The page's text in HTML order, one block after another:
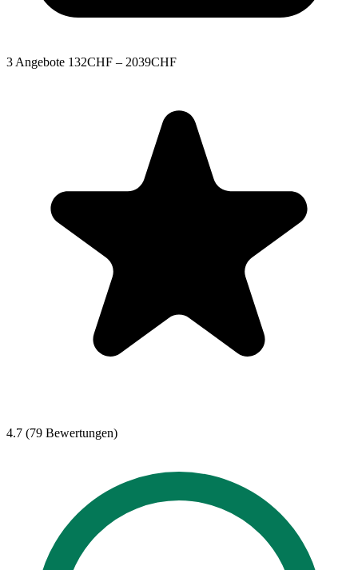
3 Angebote 132CHF – 2039CHF
4.7 (79 Bewertungen)